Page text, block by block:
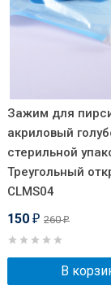
Зажим для
акриловый
стерильной
Треугольный
CLMS04
150 ₽ 260₽
В